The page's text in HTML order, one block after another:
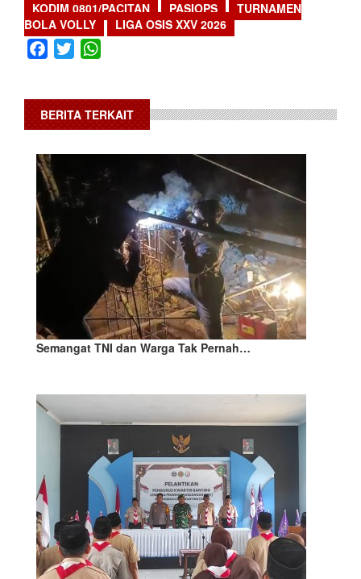
KODIM 0801/PACITAN
PASIOPS
TURNAMEN
BOLA VOLLY
LIGA OSIS XXV 2026
Facebook
Twitter
BERITA TERKAIT
Semangat TNI dan Warga Tak Pernah…